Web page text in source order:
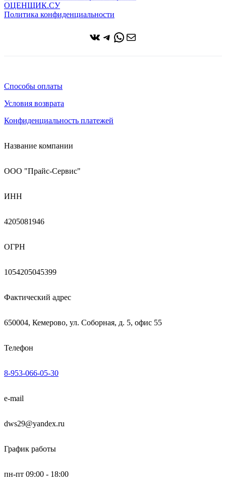
ОЦЕНЩИК.СУ
Политика конфиденциальности
ВКонтакте
Telegram
WhatsApp
Почта
Способы оплаты
Условия возврата
Конфиденциальность платежей
Название компании
ООО "Прайс-Сервис"
ИНН
4205081946
ОГРН
1054205045399
Фактический адрес
650004, Кемерово, ул. Соборная, д. 5, офис 55
Телефон
8-953-066-05-30
e-mail
dws29@yandex.ru
График работы
пн-пт 09:00 - 18:00